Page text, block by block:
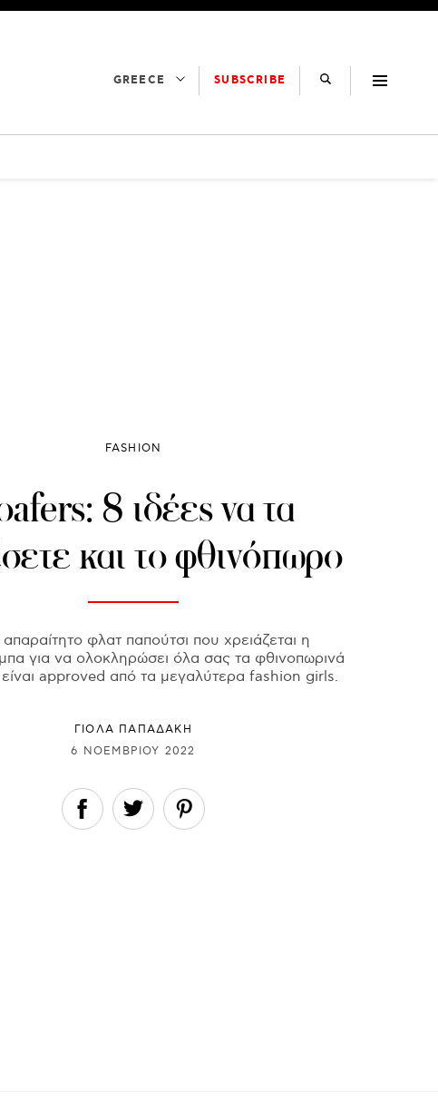
GREECE SUBSCRIBE
FASHION
8 ιδέες να τα
και το φθινόπωρο
απαραίτητο φλατ παπούτσι που χρειάζεται η
για να ολοκληρώσει όλα σας τα φθινοπωρινά
approved από τα μεγαλύτερα fashion girls.
ΓΙΌΛΑ ΠΑΠΑΔΆΚΗ
6 ΝΟΕΜΒΡΊΟΥ 2022